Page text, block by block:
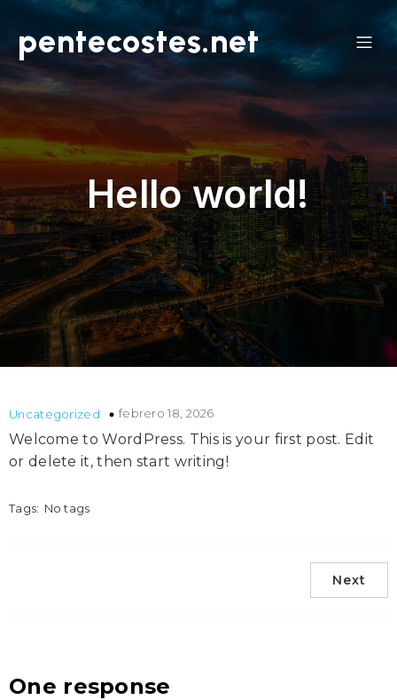
pentecostes.net
Hello world!
Uncategorized febrero 18, 2026
Welcome to WordPress. This is your first post. Edit
or delete it, then start writing!
Tags: No tags
Next
One response